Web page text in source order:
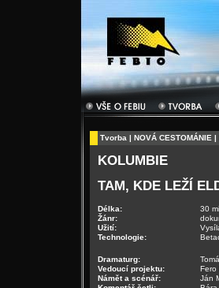
Tvorba | NOVÁ CESTOMÁNIE |
KOLUMBIE
TAM, KDE LEŽÍ
Délka:
30
Žánr:
Užití:
Technologie:
Dramaturg:
Vedoucí projektu:
Fero
Námět a scénář:
Ján